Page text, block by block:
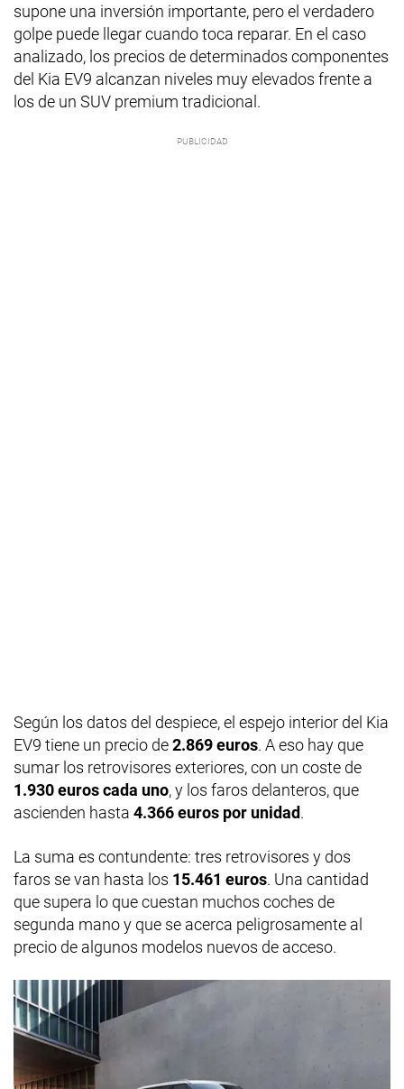
supone una inversión importante, pero el verdadero
golpe puede llegar cuando toca reparar. En el caso
analizado, los precios de determinados componentes
del Kia EV9 alcanzan niveles muy elevados frente a
los de un SUV premium tradicional.
Según los datos del despiece, el espejo interior del Kia
EV9 tiene un precio de2.869 euros. A eso hay que
sumar los retrovisores exteriores, con un coste de
1.930 euros cada uno, y los faros delanteros, que
ascienden hasta 4.366 euros por unidad.
La suma es contundente: tres retrovisores y dos
faros se van hasta los 15.461 euros. Una cantidad
que supera lo que cuestan muchos coches de
segunda mano y que se acerca peligrosamente al
precio de algunos modelos nuevos de acceso.